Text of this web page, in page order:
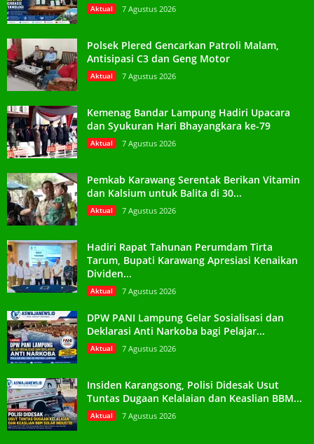
Aktual 7 Agustus 2026
Polsek Plered Gencarkan Patroli Malam,
Antisipasi C3 dan Geng Motor
Aktual 7 Agustus 2026
Kemenag Bandar Lampung Hadiri Upacara
dan Syukuran Hari Bhayangkara ke-79
Aktual 7 Agustus 2026
Pemkab Karawang Serentak Berikan Vitamin
dan Kalsium untuk Balita di 30...
Aktual 7 Agustus 2026
Hadiri Rapat Tahunan Perumdam Tirta
Tarum, Bupati Karawang Apresiasi Kenaikan
Dividen...
Aktual 7 Agustus 2026
DPW PANI Lampung Gelar Sosialisasi dan
Deklarasi Anti Narkoba bagi Pelajar...
Aktual 7 Agustus 2026
Insiden Karangsong, Polisi Didesak Usut
Tuntas Dugaan Kelalaian dan Keaslian BBM...
Aktual 7 Agustus 2026